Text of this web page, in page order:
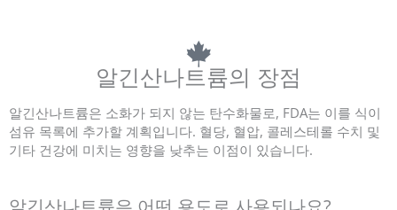
알긴산나트륨의 장점
알긴산나트륨은 소화가 되지 않는 탄수화물로, FDA는 이를 식이
섬유 목록에 추가할 계획입니다. 혈당, 혈압, 콜레스테롤 수치 및
기타 건강에 미치는 영향을 낮추는 이점이 있습니다.